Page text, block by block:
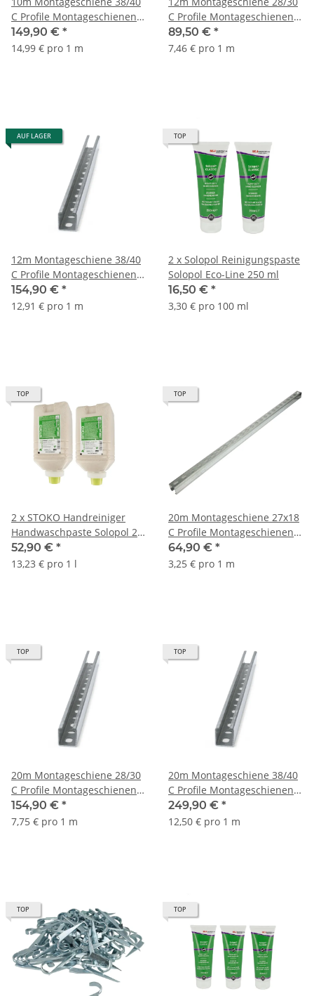
C Profile Montageschienen
Metallschiene Lochschiene
149,90 € *
14,99 € pro 1 m
C Profile Montageschienen
Metallschiene Lochschiene
89,50 € *
7,46 € pro 1 m
AUF LAGER
12m Montageschiene 38/40
C Profile Montageschienen
Metallschiene Lochschiene
154,90 € *
12,91 € pro 1 m
TOP
2 x Solopol Reinigungspaste
Solopol Eco-Line 250 ml
16,50 € *
3,30 € pro 100 ml
TOP
2 x STOKO Handreiniger
Handwaschpaste Solopol 2 l
Softflasche
52,90 € *
13,23 € pro 1 l
TOP
20m Montageschiene 27x18
C Profile Montageschienen
Metallschiene Lochschiene
64,90 € *
3,25 € pro 1 m
TOP
20m Montageschiene 28/30
C Profile Montageschienen
Metallschiene Lochschiene
154,90 € *
7,75 € pro 1 m
TOP
20m Montageschiene 38/40
C Profile Montageschienen
Metallschiene Lochschiene
249,90 € *
12,50 € pro 1 m
TOP TOP